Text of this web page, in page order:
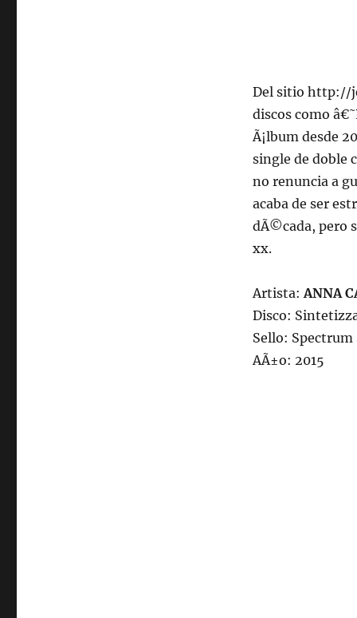
Del sitio http://
discos como
Ã¡lbum desde
single de doble
no renuncia a
acaba de ser
dÃ©cada, pero
xx.
Artista:ANNA
Disco:
Sello: Spectrum
AÃ±o: 2015